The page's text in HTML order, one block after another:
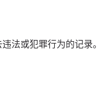
法或犯罪行为的记录。